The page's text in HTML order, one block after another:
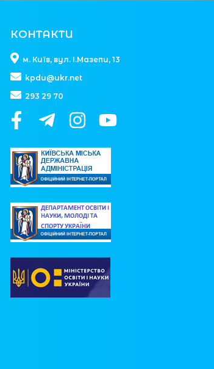
КОНТАКТИ
м. Київ, вул. І.Мазепи, 13
kpdu@ukr.net
293 29 70